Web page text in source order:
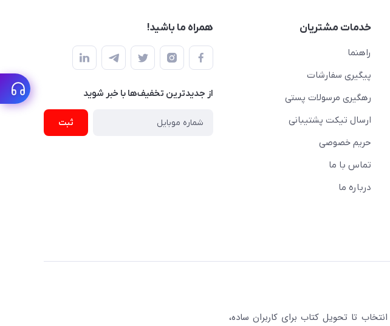
خدمات مشتریان
راهنما
پیگیری سفارشات
رهگیری مرسولات پستی
ارسال تیکت پشتیبانی
حریم خصوصی
تماس با ما
درباره ما
همراه ما باشید!
از جدید‌ترین تخفیف‌ها با‌ خبر شوید
ثبت
تا تحویل کتاب برای کاربران ساده،